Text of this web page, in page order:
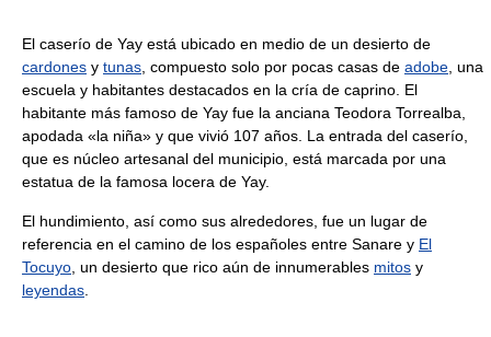
El caserío de Yay está ubicado en medio de un desierto de
cardones y tunas , compuesto solo por pocas casas de adobe , una
escuela y habitantes destacados en la cría de caprino. El
habitante más famoso de Yay fue la anciana Teodora Torrealba,
apodada «la niña» y que vivió 107 años. La entrada del caserío,
que es núcleo artesanal del municipio, está marcada por una
estatua de la famosa locera de Yay.
El hundimiento, así como sus alrededores, fue un lugar de
referencia en el camino de los españoles entre Sanare y El
Tocuyo , un desierto que rico aún de innumerables mitos y
leyendas